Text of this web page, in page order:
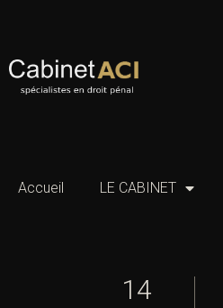
Accueil LE CABINET
14